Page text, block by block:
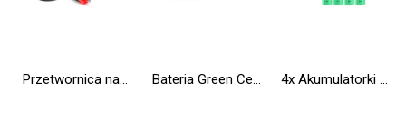
Przetwornica napięcia Inwerter Green Cell® 24V na 230V 500W/1000W Czysta sinusoida Bateria Green Cell MU06 do HP Compaq 635 650 655 Pavilion G6 G7 Presario CQ62 4x Akumulatorki Paluszki AA R6 2600mAh Ni-MH Baterie do ładowania Green Cell